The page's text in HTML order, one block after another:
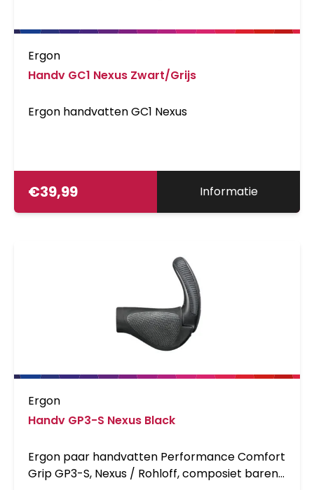
Ergon
Handv GC1 Nexus Zwart/Grijs
Ergon handvatten GC1 Nexus
€39,99 Informatie
Ergon
Handv GP3-S Nexus Black
Ergon paar handvatten Performance Comfort
Grip GP3-S, Nexus / Rohloff, composiet barend